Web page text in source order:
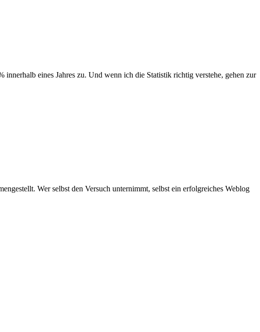
eines Jahres zu. Und wenn ich die Statistik richtig verstehe, gehen zur
Wer selbst den Versuch unternimmt, selbst ein erfolgreiches Weblog